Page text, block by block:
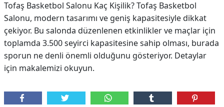
Tofaş Basketbol Salonu Kaç Kişilik? Tofaş Basketbol
Salonu, modern tasarımı ve geniş kapasitesiyle dikkat
çekiyor. Bu salonda düzenlenen etkinlikler ve maçlar için
toplamda 3.500 seyirci kapasitesine sahip olması, burada
sporun ne denli önemli olduğunu gösteriyor. Detaylar
için makalemizi okuyun.